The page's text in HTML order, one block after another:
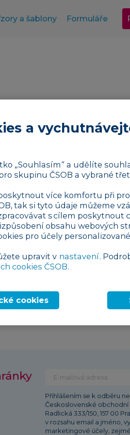
a šablony Formuláře
« Předchozí
Přihlášením se k odběru
Československé obchodní
Radlická 333/150, 157 00
v rozsahu email a jméno,
marketingové účely,
a
„Souhlasím“ a udělíte
skupinu ČSOB a vybrané
více komfortu při
tak si tyto údaje můžeme
s cílem poskytnout
obsahu webových
pro účely
upravit v nastavení.
cookies ČSOB.
cookies